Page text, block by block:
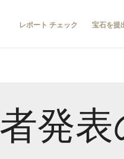
レポート チェック 宝石を提
発